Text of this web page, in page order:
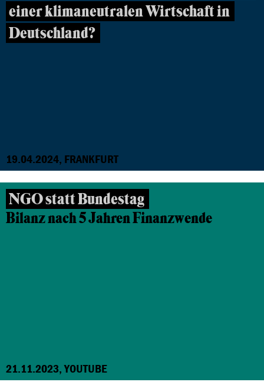
einer klimaneutralen Wirtschaft in
Deutschland?
19.04.2024, FRANKFURT
NGO statt Bundestag
Bilanz nach 5 Jahren Finanzwende
21.11.2023, YOUTUBE